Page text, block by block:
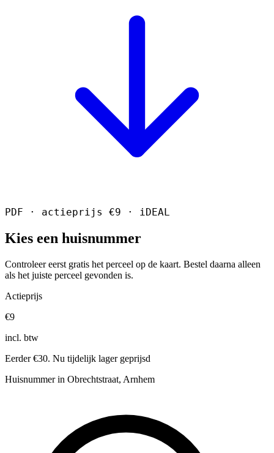
PDF · actieprijs €9 · iDEAL
Kies een huisnummer
Controleer eerst gratis het perceel op de kaart. Bestel daarna alleen
als het juiste perceel gevonden is.
Actieprijs
€9
incl. btw
Eerder €30. Nu tijdelijk lager geprijsd
Huisnummer in Obrechtstraat, Arnhem